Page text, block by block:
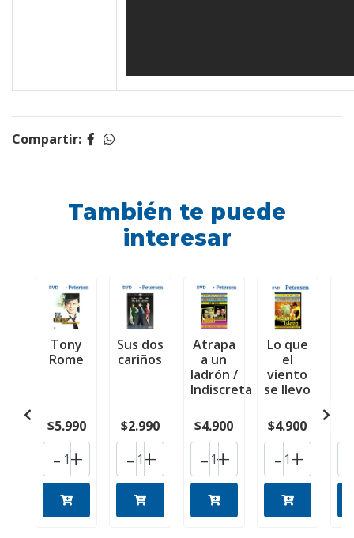
Compartir:
También te puede
interesar
Tony
Rome
$5.990
+
-
Sus dos
cariños
$2.990
+
-
Atrapa
a un
ladrón /
Indiscreta
$4.900
+
-
Lo que
el
viento
se llevo
$4.900
+
-